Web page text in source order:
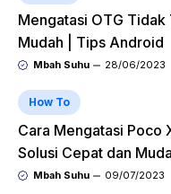
Mengatasi OTG
Mudah | Tips Android
Mbah Suhu 28/06/2023
How To
Cara Mengatasi Poco
Solusi Cepat dan
Mbah Suhu 09/07/2023